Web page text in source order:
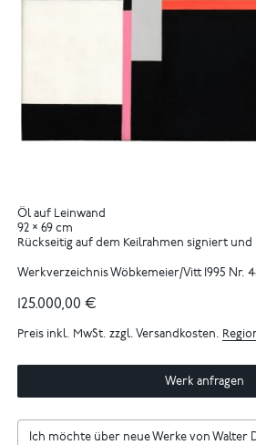
Öl auf Leinwand
92 × 69 cm
Rückseitig auf dem Keilrahmen signiert
Werkverzeichnis Wöbkemeier/Vitt 1995 Nr.
125.000,00 €
Preis inkl. MwSt. zzgl. Versandkosten.
Werk anfragen
Ich möchte über neue Werke von Walter